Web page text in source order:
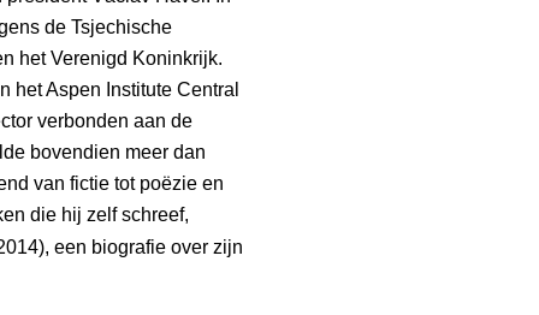
de Tsjechische
het Verenigd Koninkrijk.
het Aspen Institute Central
verbonden aan de
bovendien meer dan
van fictie tot poëzie en
die hij zelf schreef,
een biografie over zijn